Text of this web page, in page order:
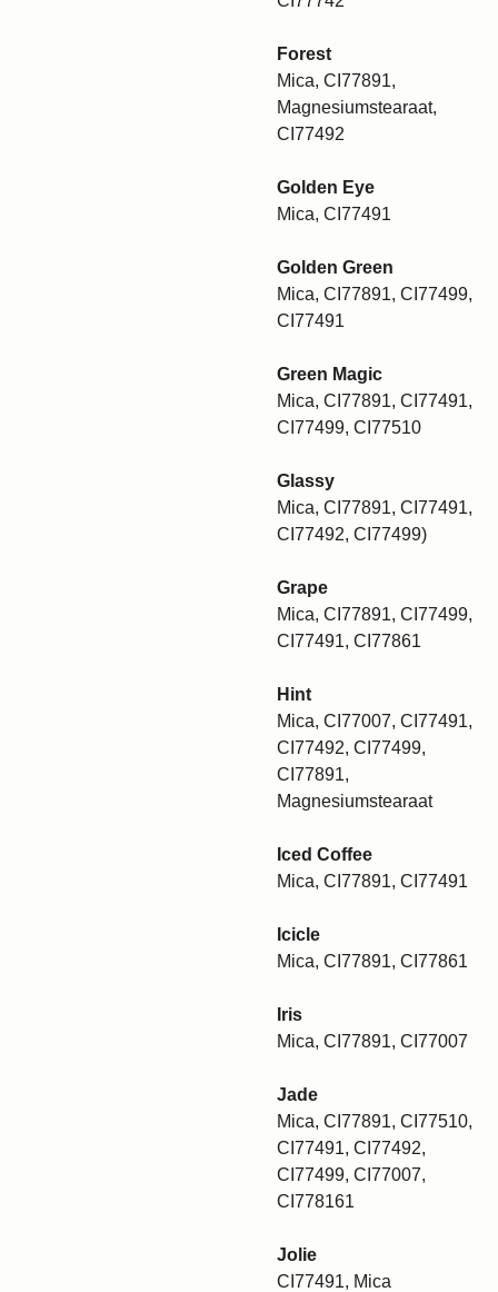
Forest
Mica, CI77891,
Magnesiumstearaat,
CI77492
Golden Eye
Mica, CI77491
Golden Green
Mica, CI77891, CI77499,
CI77491
Green Magic
Mica, CI77891, CI77491,
CI77499, CI77510
Glassy
Mica, CI77891, CI77491,
CI77492, CI77499)
Grape
Mica, CI77891, CI77499,
CI77491, CI77861
Hint
Mica, CI77007, CI77491,
CI77492, CI77499,
CI77891,
Magnesiumstearaat
Iced Coffee
Mica, CI77891, CI77491
Icicle
Mica, CI77891, CI77861
Iris
Mica, CI77891, CI77007
Jade
Mica, CI77891, CI77510,
CI77491, CI77492,
CI77499, CI77007,
CI778161
Jolie
CI77491, Mica